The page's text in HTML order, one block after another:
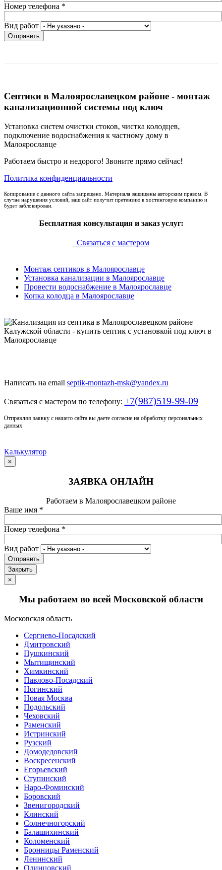
Номер телефона *
Вид работ
Отправить
Септики в Малоярославецком районе - монтаж
канализационной системы под ключ
Установка систем очистки стоков, чистка колодцев,
подключение водоснабжения к частному дому в
Малоярославце
Работаем быстро и недорого! Звоните прямо сейчас!
Политика конфиденциальности
Копирование с данного сайта запрещено. Материала защищены авторским правом. В
случае нарушения условий, ваш сайт получит претензию в хостинговую компанию и
будет заблокирован.
Бесплатная консультация и заказ услуг:
Связаться с мастером
Монтаж септиков в Малоярославце
Установка канализации в Малоярославце
Провести водоснабжение в Малоярославце
Копка колодца в Малоярославце
Написать на email septik-montazh-msk@yandex.ru
Связаться с мастером по телефону: +7(987)519-99-09
Отправляя заявку с нашего сайта вы даете согласие на обработку персональных
данных
Калькулятор
×
ЗАЯВКА ОНЛАЙН
Работаем в Малоярославецком районе
Ваше имя *
Номер телефона *
Вид работ
Отправить
Закрыть
×
Мы работаем во всей Московской области
Московская область
Сергиево-Посадский
Дмитровский
Пушкинский
Мытищинский
Химкинский
Павлово-Посадский
Ногинский
Новая Москва
Подольский
Чеховский
Раменский
Истринский
Рузский
Домодедовский
Воскресенский
Егорьевский
Ступинский
Наро-Фоминский
Боровский
Звенигородский
Клинский
Солнечногорский
Балашихинский
Коломенский
Бронницы Раменский
Ленинский
Одинцовский